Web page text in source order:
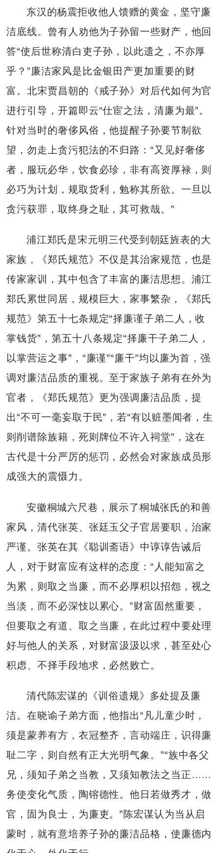
东汉的杨震拒收他人馈赠的黄金，坚守廉
洁底线。曾有人劝他为子孙留一些财产，他回
答“使后世称清白吏子孙，以此遗之，不亦厚
乎？”廉洁家风是比金银田产更加重要的财
富。北宋贾昌朝的《戒子孙》对后代如何为官
进行引导，开篇即云“仕宦之法，清廉为最”。
针对当时的奢侈风俗，他提醒子孙要节制欲
望，勿走上贪污犯法的不归路：“又见好奢侈
者，服玩必华，饮食必珍，非有高资厚禄，则
必巧为计划，规取货利，勉称其所欲。一旦以
贪污获罪，取终身之耻，其可救哉。”
浦江郑氏是宋元明三代受到朝廷旌表的大
家族，《郑氏规范》不仅是其治家规范，也是
传家家训，其中包含了丰富的廉洁思想。浦江
郑氏累世同居，规模巨大，家事繁杂，《郑氏
规范》第五十七条规定“择廉谨子弟二人，收
掌钱货”，第五十八条规定“择廉干子弟二人，
以掌营运之事”，“廉谨”“廉干”均以廉为首，强
调对廉洁品质的重视。至于家族子弟有在外为
官者，《郑氏规范》更为强调廉洁品质，提
出“不可一毫妄取于民”，若“有以赃墨闻者，生
则削谱除族籍，死则牌位不许入祠堂”，这在
古代是十分严厉的惩罚，必然会对家族成员形
成强大的震慑力。
安徽桐城六尺巷，展示了桐城张氏的和善
家风，清代张英、张廷玉父子官居要职，治家
严谨。张英在其《聪训斋语》中谆谆告诫后
人，对于财富应有这样的态度：“人能知富之
为累，则取之当廉，而不必厚积以招怨，视之
当淡，而不必深忮以累心。”财富固然重要，
但要取之有道、取之当廉，在此过程中要处理
好与他人的关系，对财富汲汲以求，甚至处心
积虑、不择手段地求，必然败亡。
清代陈宏谋的《训俗遗规》多处提及廉
洁。在晓谕子弟方面，他指出“凡儿童少时，
须是蒙养有方，衣冠整齐，言动端庄，识得廉
耻二字，则自然有正大光明气象。”“族中各父
兄，须知子弟之当教，又须知教法之当正……
务使变化气质，陶镕德性。他日若做秀才，做
官，固为良士，为廉吏。”陈宏谋认为当从启
蒙时，就有意培养子孙的廉洁品格，使廉德内